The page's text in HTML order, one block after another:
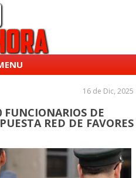
16 de Dic, 2025
DE
RED DE FAVORES